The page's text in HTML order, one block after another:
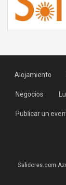
Alojamiento
Negocios
Publicar un
Salidores.com